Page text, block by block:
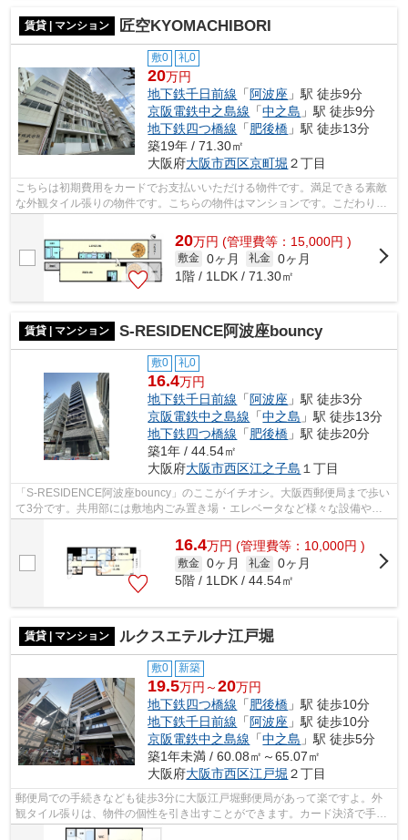
賃貸 | マンション 匠空KYOMACHIBORI
敷0 礼0
20万円
地下鉄千日前線 「 阿波座 」駅 徒歩9分
京阪電鉄中之島線 「中之島 」駅 徒歩9分
地下鉄四つ橋線 「肥後橋 」駅 徒歩13分
築19年 / 71.30㎡
大阪府大阪市西区京町堀 ２丁目
こちらは初期費用をカードでお支払いいただける物件です。満足できる素敵
な外観タイル張りの物件です。こちらの物件はマンションです。こだわり派
20万円 (管理費等：15,000円 )
敷金 0ヶ月 礼金 0ヶ月
1階 / 1LDK / 71.30㎡
賃貸 | マンション S-RESIDENCE阿波座bouncy
敷0 礼0
16.4万円
地下鉄千日前線 「 阿波座 」駅 徒歩3分
京阪電鉄中之島線 「中之島 」駅 徒歩13分
地下鉄四つ橋線 「肥後橋 」駅 徒歩20分
築1年 / 44.54㎡
大阪府大阪市西区江之子島 １丁目
「S-RESIDENCE阿波座bouncy」のここがイチオシ。大阪西郵便局まで歩い
て3分です。共用部には敷地内ごみ置き場・エレベータなど様々な設備やサ
ービスが揃っているので便利です。こだわ...
16.4万円 (管理費等：10,000円 )
敷金 0ヶ月 礼金 0ヶ月
5階 / 1LDK / 44.54㎡
賃貸 | マンション ルクスエテルナ江戸堀
敷0 新築
19.5万円～20万円
地下鉄四つ橋線 「肥後橋 」駅 徒歩10分
地下鉄千日前線 「 阿波座 」駅 徒歩10分
京阪電鉄中之島線 「中之島 」駅 徒歩5分
築1年未満 / 60.08㎡～65.07㎡
大阪府大阪市西区江戸堀 ２丁目
郵便局での手続きなども徒歩3分に大阪江戸堀郵便局があって楽ですよ。外
観タイル張りは、物件の個性を引き出すことができます。カード決済で手元
にお金がなくても初期費用や家賃支払い...